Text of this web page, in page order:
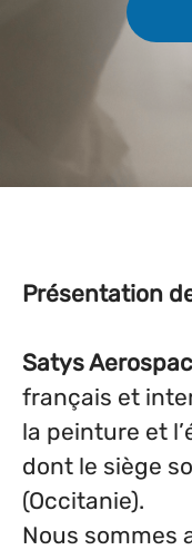
Présentation
Satys
français et
la peinture et
dont le siège
(Occitanie).
Nous sommes